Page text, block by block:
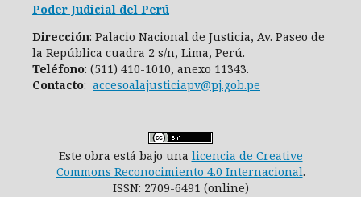
Poder Judicial del Perú
Dirección: Palacio Nacional de Justicia, Av. Paseo de
la República cuadra 2 s/n, Lima, Perú.
Teléfono: (511) 410-1010, anexo 11343.
Contacto: accesoalajusticiapv@pj.gob.pe
Este obra está bajo una licencia de Creative
Commons Reconocimiento 4.0 Internacional.
ISSN: 2709-6491 (online)